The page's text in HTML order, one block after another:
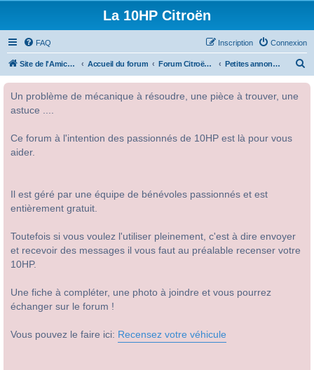
La 10HP Citroën
FAQ Connexion
Inscription
Site de l'Amicale Citroën 10HP Accueil du forum Forum Citroën 10HP Petites annonces
Un problème de mécanique à résoudre, une pièce à trouver, une
astuce ....
Ce forum à l'intention des passionnés de 10HP est là pour vous
aider.
Il est géré par une équipe de bénévoles passionnés et est
entièrement gratuit.
Toutefois si vous voulez l'utiliser pleinement, c'est à dire envoyer
et recevoir des messages il vous faut au préalable recenser votre
10HP.
Une fiche à compléter, une photo à joindre et vous pourrez
échanger sur le forum !
Vous pouvez le faire ici: Recensez votre véhicule